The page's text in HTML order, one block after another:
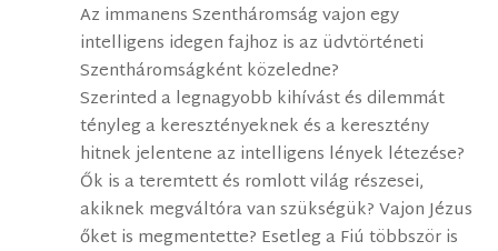
Az immanens Szentháromság vajon egy
intelligens idegen fajhoz is az üdvtörténeti
Szentháromságként közeledne?
Szerinted a legnagyobb kihívást és dilemmát
tényleg a keresztényeknek és a keresztény
hitnek jelentene az intelligens lények létezése?
Ők is a teremtett és romlott világ részesei,
akiknek megváltóra van szükségük? Vajon Jézus
őket is megmentette? Esetleg a Fiú többször is